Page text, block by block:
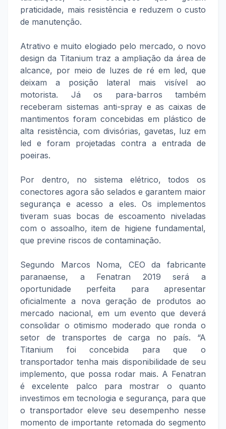
praticidade, mais resistência e reduzem o custo
de manutenção.
Atrativo e muito elogiado pelo mercado, o novo
design da Titanium traz a ampliação da área de
alcance, por meio de luzes de ré em led, que
deixam a posição lateral mais visível ao
motorista. Já os para-barros também
receberam sistemas anti-spray e as caixas de
mantimentos foram concebidas em plástico de
alta resistência, com divisórias, gavetas, luz em
led e foram projetadas contra a entrada de
poeiras.
Por dentro, no sistema elétrico, todos os
conectores agora são selados e garantem maior
segurança e acesso a eles. Os implementos
tiveram suas bocas de escoamento niveladas
com o assoalho, item de higiene fundamental,
que previne riscos de contaminação.
Segundo Marcos Noma, CEO da fabricante
paranaense, a Fenatran 2019 será a
oportunidade perfeita para apresentar
oficialmente a nova geração de produtos ao
mercado nacional, em um evento que deverá
consolidar o otimismo moderado que ronda o
setor de transportes de carga no país. “A
Titanium foi concebida para que o
transportador tenha mais disponibilidade de seu
implemento, que possa rodar mais. A Fenatran
é excelente palco para mostrar o quanto
investimos em tecnologia e segurança, para que
o transportador eleve seu desempenho nesse
momento de importante retomada do segmento